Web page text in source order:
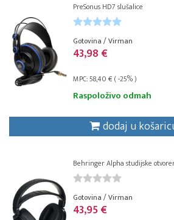
PreSonus HD7 slušalice
Gotovina / Virman
43,98 €
MPC: 58,40 € ( -25% )
Raspoloživo odmah
dodaj u
Behringer Alpha studijske
Gotovina / Virman
43,95 €